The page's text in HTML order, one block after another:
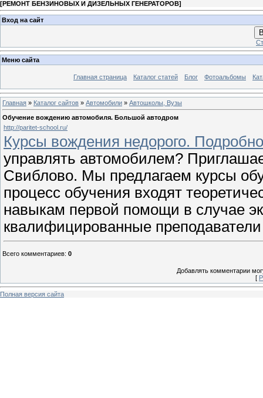
[РЕМОНТ БЕНЗИНОВЫХ И ДИЗЕЛЬНЫХ ГЕНЕРАТОРОВ]
Вход на сайт
Меню сайта
Главная страница Каталог статей Блог Фотоальбомы
Главная » Каталог сайтов » Автомобили » Автошколы, Вузы
Обучение вождению автомобиля. Большой автодром
http://paritet-school.ru/
Курсы вождения недорого.
управлять автомобилем?
Свиблово. Мы предлагаем курсы
процесс обучения входят
навыкам первой помощи в случае
квалифицированные
Всего комментариев: 0
Добавлять комментарии
[
Полная версия сайта